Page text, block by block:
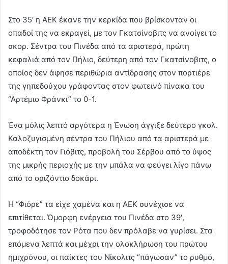
Στο 35′ η ΑΕΚ έκανε την κερκίδα που βρίσκονταν οι
οπαδοί της να εκραγεί, με τον Γκατσίνοβιτς να ανοίγει το
σκορ. Σέντρα του Πινέδα από τα αριστερά, πρώτη
κεφαλιά από τον Πήλιο, δεύτερη από τον Γκατσίνοβιτς, ο
οποίος δεν άφησε περιθώρια αντίδρασης στον πορτιέρε
της γηπεδούχου γράφοντας στον φωτεινό πίνακα του
“Αρτέμιο Φράνκι” το 0-1.
Ένα μόλις λεπτό αργότερα η Ένωση άγγιξε δεύτερο γκολ.
Καλοζυγισμένη σέντρα του Πήλιου από τα αριστερά με
αποδέκτη τον Γιόβιτς, προβολή του Σέρβου από το ύψος
της μικρής περιοχής με την μπάλα να φεύγει λίγο πάνω
από το οριζόντιο δοκάρι.
Η “Φιόρε” τα είχε χαμένα και η ΑΕΚ συνέχισε να
επιτίθεται. Όμορφη ενέργεια του Πινέδα στο 39′,
τροφοδότησε τον Ρότα που δεν πρόλαβε να γυρίσει. Στα
επόμενα λεπτά και μέχρι την ολοκλήρωση του πρώτου
ημιχρόνου, οι παίκτες του Νίκολιτς “πάγωσαν” το ρυθμό,